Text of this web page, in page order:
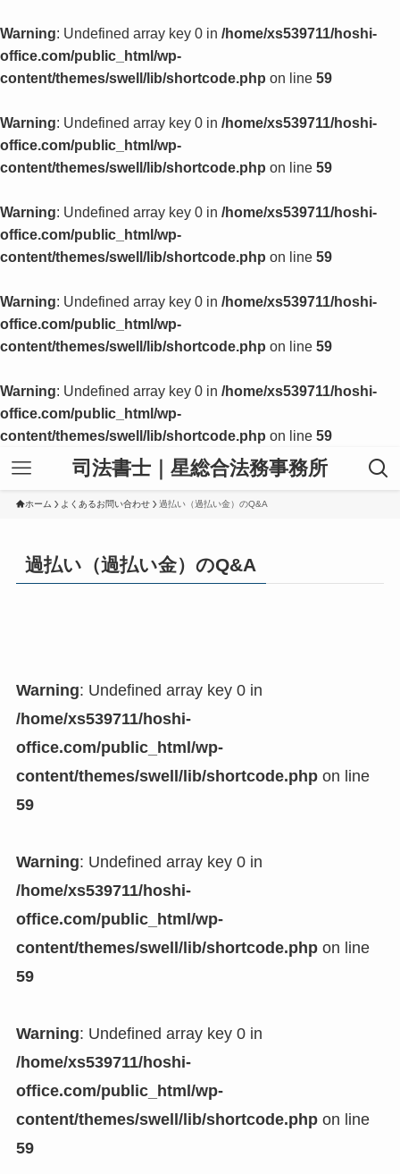
Warning: Undefined array key 0 in /home/xs539711/hoshi-
office.com/public_html/wp-
content/themes/swell/lib/shortcode.php on line 59
Warning: Undefined array key 0 in /home/xs539711/hoshi-
office.com/public_html/wp-
content/themes/swell/lib/shortcode.php on line 59
Warning: Undefined array key 0 in /home/xs539711/hoshi-
office.com/public_html/wp-
content/themes/swell/lib/shortcode.php on line 59
Warning: Undefined array key 0 in /home/xs539711/hoshi-
office.com/public_html/wp-
content/themes/swell/lib/shortcode.php on line 59
Warning: Undefined array key 0 in /home/xs539711/hoshi-
office.com/public_html/wp-
content/themes/swell/lib/shortcode.php on line 59
司法書士｜星総合法務事務所
ホーム よくあるお問い合わせ 過払い（過払い金）のQ&A
過払い（過払い金）のQ&A
Warning: Undefined array key 0 in
/home/xs539711/hoshi-
office.com/public_html/wp-
content/themes/swell/lib/shortcode.phpon line
59
Warning: Undefined array key 0 in
/home/xs539711/hoshi-
office.com/public_html/wp-
content/themes/swell/lib/shortcode.phpon line
59
Warning: Undefined array key 0 in
/home/xs539711/hoshi-
office.com/public_html/wp-
content/themes/swell/lib/shortcode.phpon line
59